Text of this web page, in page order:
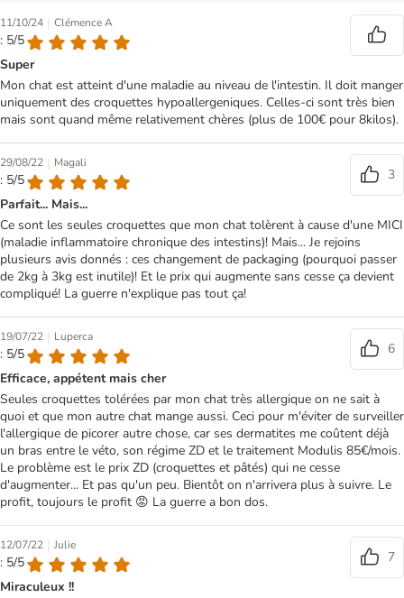
11/10/24 | Clémence A
: 5/5
Super
Mon chat est atteint d'une maladie au niveau de l'intestin. Il doit manger
uniquement des croquettes hypoallergeniques. Celles-ci sont très bien
mais sont quand même relativement chères (plus de 100€ pour 8kilos).
29/08/22 | Magali
: 5/5
3
Parfait... Mais...
Ce sont les seules croquettes que mon chat tolèrent à cause d'une MICI
(maladie inflammatoire chronique des intestins)! Mais... Je rejoins
plusieurs avis donnés : ces changement de packaging (pourquoi passer
de 2kg à 3kg est inutile)! Et le prix qui augmente sans cesse ça devient
compliqué! La guerre n'explique pas tout ça!
19/07/22 | Luperca
: 5/5
6
Efficace, appétent mais cher
Seules croquettes tolérées par mon chat très allergique on ne sait à
quoi et que mon autre chat mange aussi. Ceci pour m'éviter de surveiller
l'allergique de picorer autre chose, car ses dermatites me coûtent déjà
un bras entre le véto, son régime ZD et le traitement Modulis 85€/mois.
Le problème est le prix ZD (croquettes et pâtés) qui ne cesse
d'augmenter... Et pas qu'un peu. Bientôt on n'arrivera plus à suivre. Le
profit, toujours le profit 😡 La guerre a bon dos.
12/07/22 | Julie
: 5/5
7
Miraculeux !!